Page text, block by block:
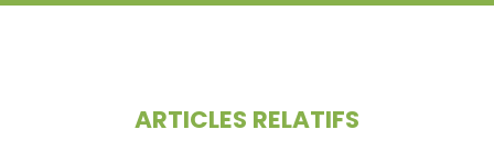
ARTICLES RELATIFS